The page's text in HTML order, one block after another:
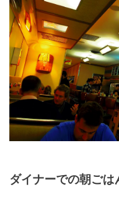
ダイナーでの朝ごは